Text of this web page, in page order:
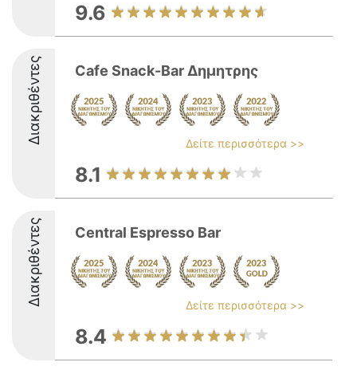
9.6
Διακριθέντες Cafe Snack-Bar Δημητρης
Δείτε περισσότερα >>
8.1
Διακριθέντες Central Espresso Bar
Δείτε περισσότερα >>
8.4